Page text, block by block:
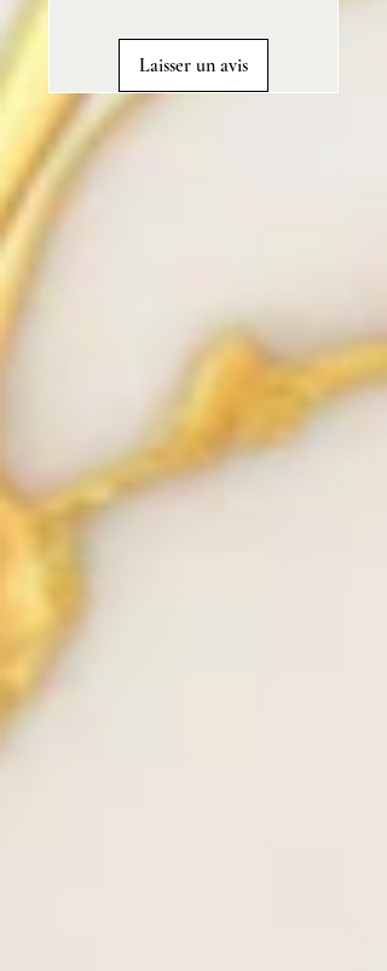
Laisser un avis